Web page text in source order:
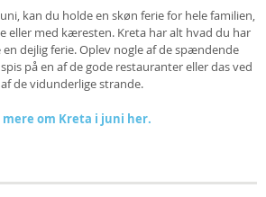
kan du holde en skøn ferie for hele familien,
eller med kæresten. Kreta har alt hvad du har
dejlig ferie. Oplev nogle af de spændende
på en af de gode restauranter eller das ved
de vidunderlige strande.
mere om Kreta i juni her.